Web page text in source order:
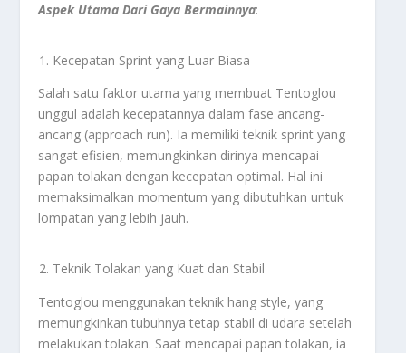
Aspek Utama Dari Gaya Bermainnya:
Kecepatan Sprint yang Luar Biasa
Salah satu faktor utama yang membuat Tentoglou
unggul adalah kecepatannya dalam fase ancang-
ancang (approach run). Ia memiliki teknik sprint yang
sangat efisien, memungkinkan dirinya mencapai
papan tolakan dengan kecepatan optimal. Hal ini
memaksimalkan momentum yang dibutuhkan untuk
lompatan yang lebih jauh.
Teknik Tolakan yang Kuat dan Stabil
Tentoglou menggunakan teknik hang style, yang
memungkinkan tubuhnya tetap stabil di udara setelah
melakukan tolakan. Saat mencapai papan tolakan, ia